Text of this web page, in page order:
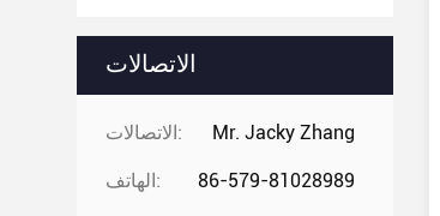
الاتصالات
الاتصالات: Mr. Jacky Zhang
الهاتف: 86-579-81028989